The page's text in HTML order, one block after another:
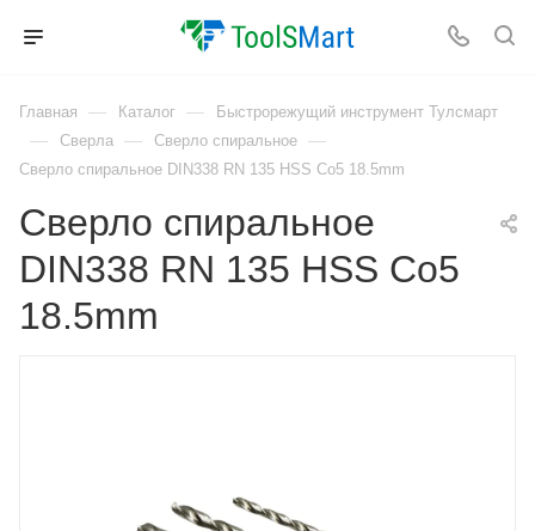
Главная — Каталог — Быстрорежущий инструмент Тулсмарт
— Сверла — Сверло спиральное —
Сверло спиральное DIN338 RN 135 HSS Co5 18.5mm
Сверло спиральное
DIN338 RN 135 HSS Co5
18.5mm